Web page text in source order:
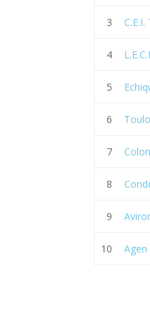
3
4
5
6
7
8
9
10 Agen